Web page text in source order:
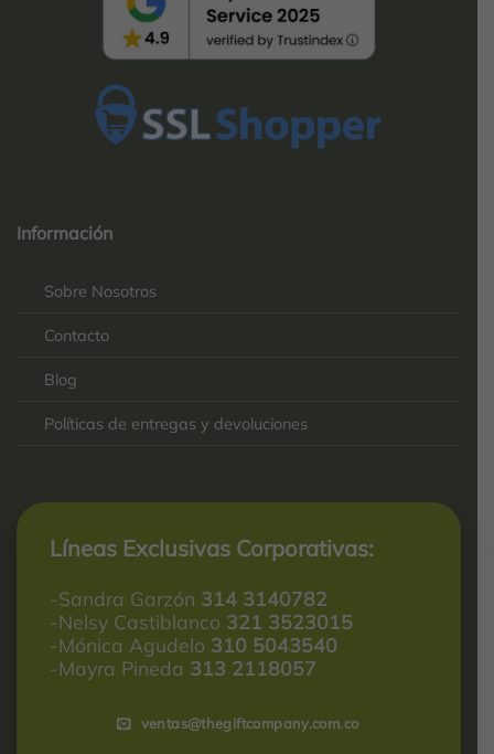
2025-
Información
Sobre Nosotros
Contacto
Blog
Políticas de entregas y devoluciones
Líneas Exclusivas Corporativas:
-Sandra Garzón 314 3140782
-Nelsy Castiblanco 321 3523015
-Mónica Agudelo 310 5043540
-Mayra Pineda 313 2118057
ventas@thegiftcompany.com.co